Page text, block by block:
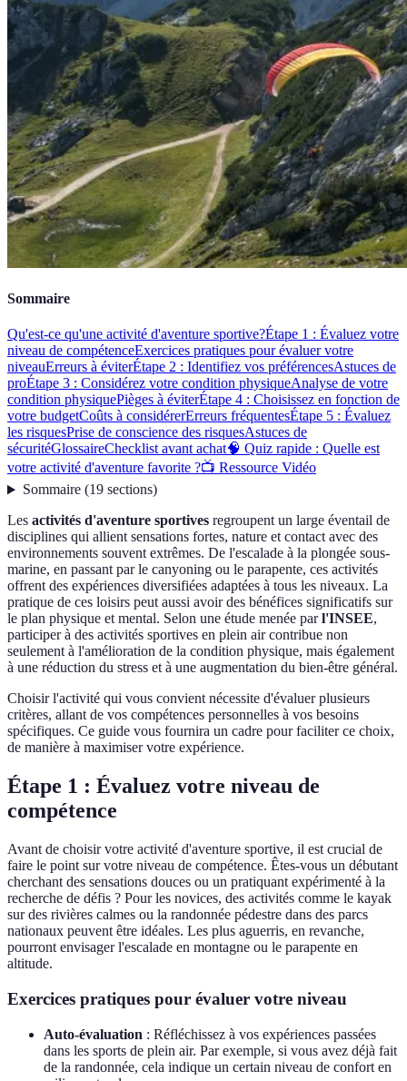
Sommaire
Qu'est-ce qu'une activité d'aventure sportive?Étape 1 : Évaluez votre
niveau de compétenceExercices pratiques pour évaluer votre
niveauErreurs à éviterÉtape 2 : Identifiez vos préférencesAstuces de
proÉtape 3 : Considérez votre condition physiqueAnalyse de votre
condition physiquePièges à éviterÉtape 4 : Choisissez en fonction de
votre budgetCoûts à considérerErreurs fréquentesÉtape 5 : Évaluez
les risquesPrise de conscience des risquesAstuces de
sécuritéGlossaireChecklist avant achat🧠 Quiz rapide : Quelle est
votre activité d'aventure favorite ?📺 Ressource Vidéo
Sommaire(19 sections)
Les activités d'aventure sportives regroupent un large éventail de
disciplines qui allient sensations fortes, nature et contact avec des
environnements souvent extrêmes. De l'escalade à la plongée sous-
marine, en passant par le canyoning ou le parapente, ces activités
offrent des expériences diversifiées adaptées à tous les niveaux. La
pratique de ces loisirs peut aussi avoir des bénéfices significatifs sur
le plan physique et mental. Selon une étude menée parl'INSEE,
participer à des activités sportives en plein air contribue non
seulement à l'amélioration de la condition physique, mais également
à une réduction du stress et à une augmentation du bien-être général.
Choisir l'activité qui vous convient nécessite d'évaluer plusieurs
critères, allant de vos compétences personnelles à vos besoins
spécifiques. Ce guide vous fournira un cadre pour faciliter ce choix,
de manière à maximiser votre expérience.
Étape 1 : Évaluez votre niveau de
compétence
Avant de choisir votre activité d'aventure sportive, il est crucial de
faire le point sur votre niveau de compétence. Êtes-vous un débutant
cherchant des sensations douces ou un pratiquant expérimenté à la
recherche de défis ? Pour les novices, des activités comme le kayak
sur des rivières calmes ou la randonnée pédestre dans des parcs
nationaux peuvent être idéales. Les plus aguerris, en revanche,
pourront envisager l'escalade en montagne ou le parapente en
altitude.
Exercices pratiques pour évaluer votre niveau
Auto-évaluation : Réfléchissez à vos expériences passées
dans les sports de plein air. Par exemple, si vous avez déjà fait
de la randonnée, cela indique un certain niveau de confort en